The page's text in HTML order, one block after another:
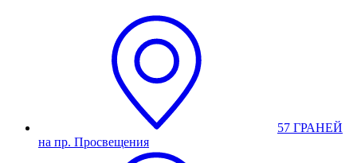
57 ГРАНЕЙ
на пр. Просвещения